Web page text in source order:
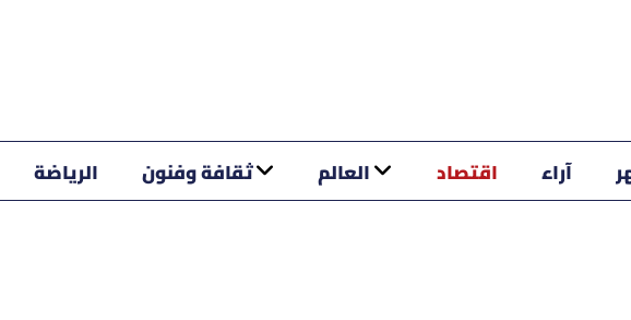
آراء اقتصاد العالم ثقافة وفنون الرياضة